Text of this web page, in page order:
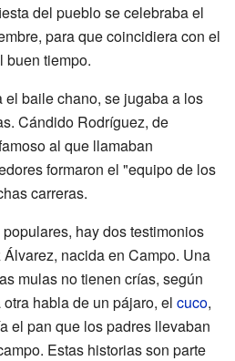
del pueblo se celebraba el
para que coincidiera con el
buen tiempo.
baile chano, se jugaba a los
Cándido Rodríguez, de
al que llamaban
formaron el "equipo de los
carreras.
hay dos testimonios
nacida en Campo. Una
mulas no tienen crías, según
habla de un pájaro, el cuco,
el pan que los padres llevaban
Estas historias son parte